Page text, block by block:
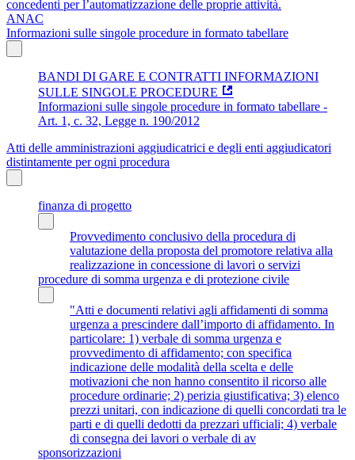
concedenti per l’automatizzazione delle proprie attività.
ANAC
Informazioni sulle singole procedure in formato tabellare
BANDI DI GARE E CONTRATTI INFORMAZIONI
SULLE SINGOLE PROCEDURE
Informazioni sulle singole procedure in formato tabellare -
Art. 1, c. 32, Legge n. 190/2012
Atti delle amministrazioni aggiudicatrici e degli enti aggiudicatori
distintamente per ogni procedura
finanza di progetto
Provvedimento conclusivo della procedura di
valutazione della proposta del promotore relativa alla
realizzazione in concessione di lavori o servizi
procedure di somma urgenza e di protezione civile
"Atti e documenti relativi agli affidamenti di somma
urgenza a prescindere dall’importo di affidamento. In
particolare: 1) verbale di somma urgenza e
provvedimento di affidamento; con specifica
indicazione delle modalità della scelta e delle
motivazioni che non hanno consentito il ricorso alle
procedure ordinarie; 2) perizia giustificativa; 3) elenco
prezzi unitari, con indicazione di quelli concordati tra le
parti e di quelli dedotti da prezzari ufficiali; 4) verbale
di consegna dei lavori o verbale di av
sponsorizzazioni